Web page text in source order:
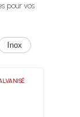
pour vos
Inox